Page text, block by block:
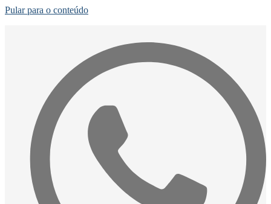
Pular para o conteúdo